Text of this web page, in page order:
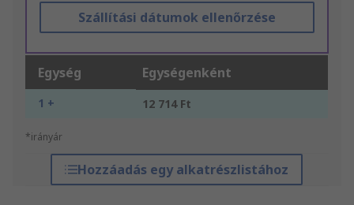
Szállítási dátumok ellenőrzése
Egység Egységenként
1 + 12 714 Ft
*irányár
Hozzáadás egy alkatrészlistához